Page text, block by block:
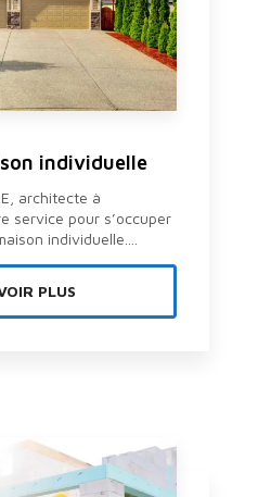
individuelle
architecte à
service pour s’occuper
individuelle....
PLUS